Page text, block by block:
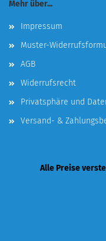
Mehr über...
Impressum
Muster-
AGB
Widerrufsrecht
Privatsphäre und
Versand- &
Alle Preise